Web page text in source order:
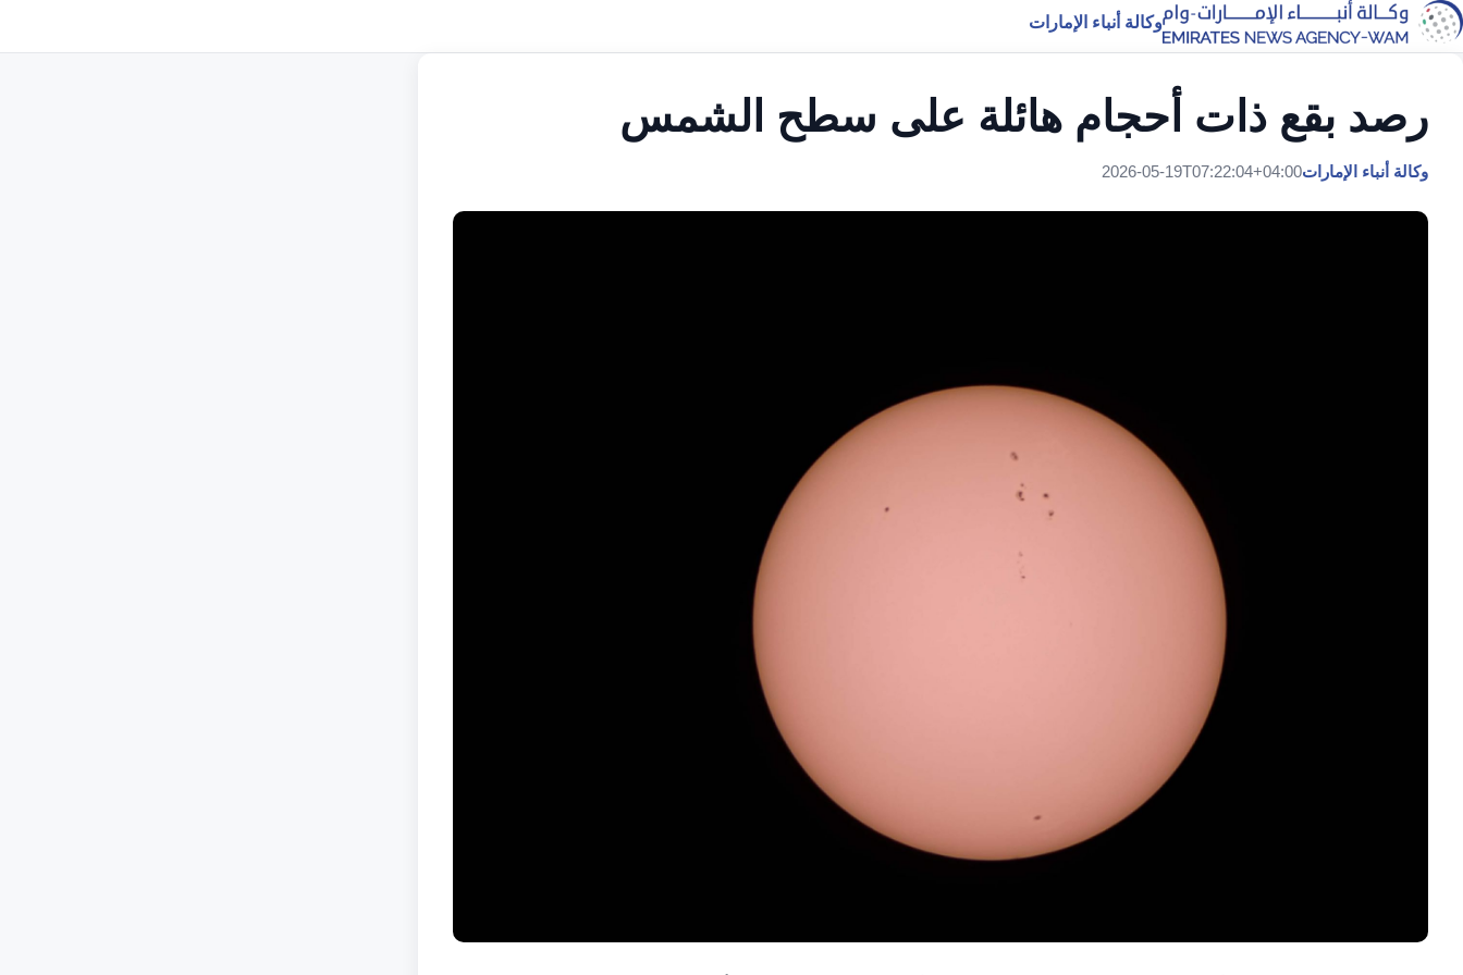
وكالة أنباء الإمارات
رصد بقع ذات أحجام هائلة على سطح الشمس
وكالة أنباء الإمارات2026-05-19T07:22:04+04:00